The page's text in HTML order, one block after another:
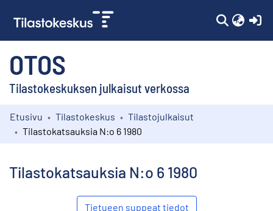
OTOS
Tilastokeskuksen julkaisut verkossa
Kokoelmat
Etusivu Tilastokeskus
Tilastojulkaisut
Tilastokatsauksia N:o 6 1980
Tilastokatsauksia N:o 6 1980
Tietueen suppeat tiedot